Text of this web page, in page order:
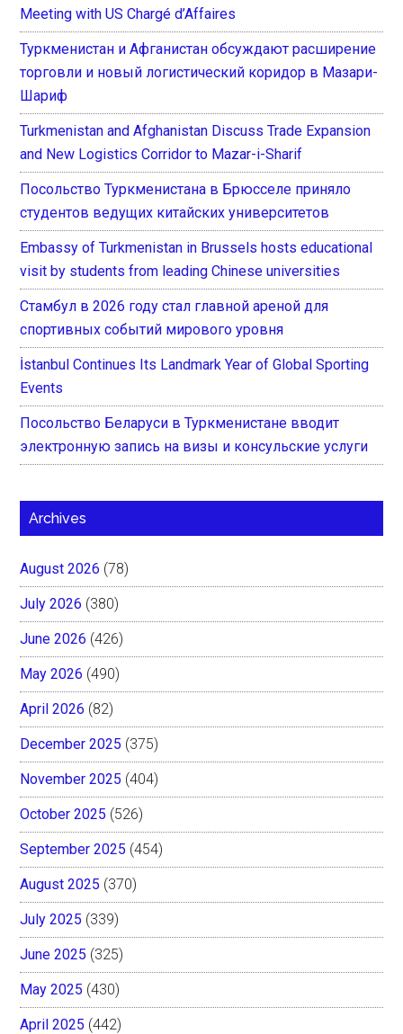
Meeting with US Chargé d’Affaires
Туркменистан и Афганистан обсуждают расширение
торговли и новый логистический коридор в Мазари-
Шариф
Turkmenistan and Afghanistan Discuss Trade Expansion
and New Logistics Corridor to Mazar-i-Sharif
Посольство Туркменистана в Брюсселе приняло
студентов ведущих китайских университетов
Embassy of Turkmenistan in Brussels hosts educational
visit by students from leading Chinese universities
Стамбул в 2026 году стал главной ареной для
спортивных событий мирового уровня
İstanbul Continues Its Landmark Year of Global Sporting
Events
Посольство Беларуси в Туркменистане вводит
электронную запись на визы и консульские услуги
Archives
August 2026 (78)
July 2026 (380)
June 2026 (426)
May 2026 (490)
April 2026 (82)
December 2025 (375)
November 2025 (404)
October 2025 (526)
September 2025 (454)
August 2025 (370)
July 2025 (339)
June 2025 (325)
May 2025 (430)
April 2025 (442)